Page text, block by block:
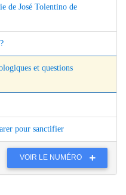
de José Tolentino de
et questions
pour sanctifier
VOIR LE NUMÉRO